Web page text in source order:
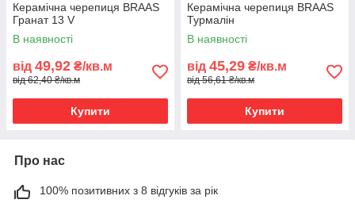
Керамічна черепиця BRAAS
Гранат 13 V
В наявності
від 49,92 ₴/кв.м
від 62,40 ₴/кв.м
Купити
Керамічна черепиця BRAAS
Турмалін
В наявності
від 45,29 ₴/кв.м
від 56,61 ₴/кв.м
Купити
Про нас
100% позитивних з 8 відгуків за рік